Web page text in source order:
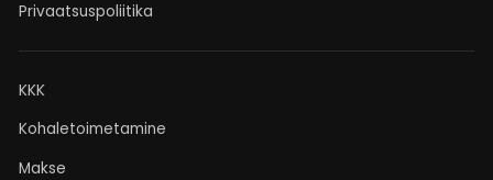
Privaatsuspoliitika
KKK
Kohaletoimetamine
Makse